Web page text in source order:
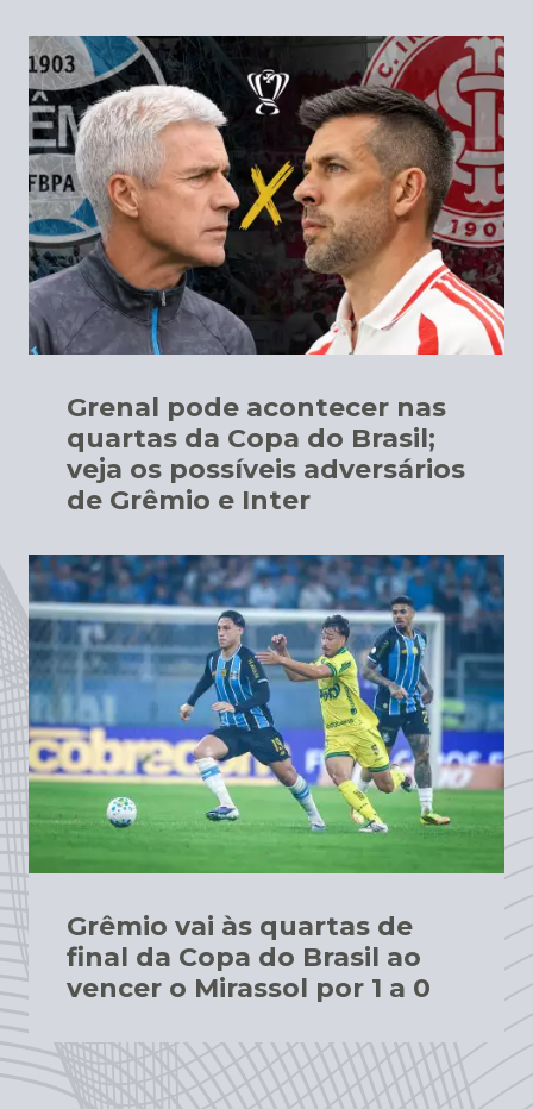
Grenal pode acontecer nas
quartas da Copa do Brasil;
veja os possíveis adversários
de Grêmio e Inter
Grêmio vai às quartas de
final da Copa do Brasil ao
vencer o Mirassol por 1 a 0